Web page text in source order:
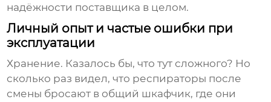
надёжности поставщика в целом.
Личный опыт и частые ошибки при
эксплуатации
Хранение. Казалось бы, что тут сложного? Но
сколько раз видел, что респираторы после
смены бросают в общий шкафчик, где они